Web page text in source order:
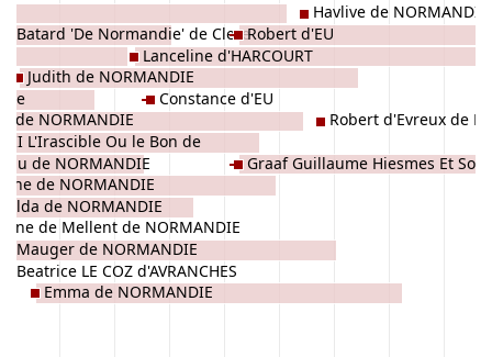
de
Batard 'De Normandie' de Clere
de NORMANDIE
II L'Irascible Ou le Bon de
de NORMANDIE
de NORMANDIE
de NORMANDIE
de Mellent de NORMANDIE
Mauger de NORMANDIE
Beatrice LE COZ d'AVRANCHES
Judith de NORMANDIE
Emma de NORMANDIE
Lanceline d'HARCOURT
Constance d'EU
Robert d'EU
Graaf Guillaume Hiesmes Et
Havlive de NORMANDIE
Robert d'Evreux de